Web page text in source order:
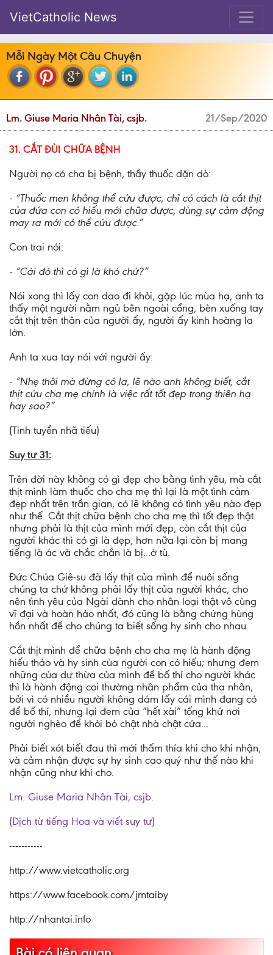
VietCatholic News
Mỗi Ngày Một Câu Chuyện
Lm. Giuse Maria Nhân Tài, csjb. 21/Sep/2020
31. CẮT ĐÙI CHỮA BỆNH
Người nọ có cha bị bệnh, thầy thuốc dặn dò:
- “Thuốc men không thể cứu được, chỉ có cách là cắt thịt
của đứa con có hiếu mới chữa được, dùng sự cảm động
may ra mới có thể cứu được.”
Con trai nói:
- “Cái đó thì có gì là khó chứ?”
Nói xong thì lấy con dao đi khỏi, gặp lúc mùa hạ, anh ta
thấy một người nằm ngủ bên ngoài cổng, bèn xuống tay
cắt thịt trên thân của người ấy, người ấy kinh hoàng la
lớn.
Anh ta xua tay nói với người ấy:
- “Nhẹ thôi mà đừng có la, lẽ nào anh không biết, cắt
thịt cứu cha mẹ chính là việc rất tốt đẹp trong thiên hạ
hay sao?”
(Tinh tuyển nhã tiếu)
Suy tư 31:
Trên đời này không có gì đẹp cho bằng tình yêu, mà cắt
thịt mình làm thuốc cho cha mẹ thì lại là một tình cảm
đẹp nhất trên trần gian, có lẽ không có tình yêu nào đẹp
như thế. Cắt thịt chữa bệnh cho cha mẹ thì tốt đẹp thật
nhưng phải là thịt của mình mới đẹp, còn cắt thịt của
người khác thì có gì là đẹp, hơn nữa lại còn bị mang
tiếng là ác và chắc chắn là bị...ở tù.
Đức Chúa Giê-su đã lấy thịt của mình để nuôi sống
chúng ta chứ không phải lấy thịt của người khác, cho
nên tình yêu của Ngài dành cho nhân loại thật vô cùng
vĩ đại và hoàn hảo nhất, đó cũng là bằng chứng hùng
hồn nhất để cho chúng ta biết sống hy sinh cho nhau.
Cắt thịt mình để chữa bệnh cho cha mẹ là hành động
hiếu thảo và hy sinh của người con có hiếu; nhưng đem
những của dư thừa của mình để bố thí cho người khác
thì là hành động coi thường nhân phẩm của tha nhân,
bởi vì có nhiều người không dám lấy cái mình đang có
để bố thí, nhưng lại đem của “hết xài” tống khứ nơi
người nghèo để khỏi bỏ chật nhà chật cửa...
Phải biết xót biết đau thì mới thấm thía khi cho khi nhận,
và cảm nhận được sự hy sinh cao quý như thế nào khi
nhận cũng như khi cho.
Lm. Giuse Maria Nhân Tài, csjb.
(Dịch từ tiếng Hoa và viết suy tư)
-----------
http://www.vietcatholic.org
https://www.facebook.com/jmtaiby
http://nhantai.info